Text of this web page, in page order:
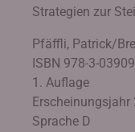
Strategien zur
Pfäffli, Patrick/
ISBN 978-3-
1. Auflage
Erscheinungsjahr
Sprache D